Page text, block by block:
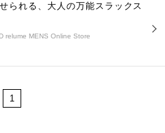
られる、大人の万能スラックス
relume MENS Online Store
1